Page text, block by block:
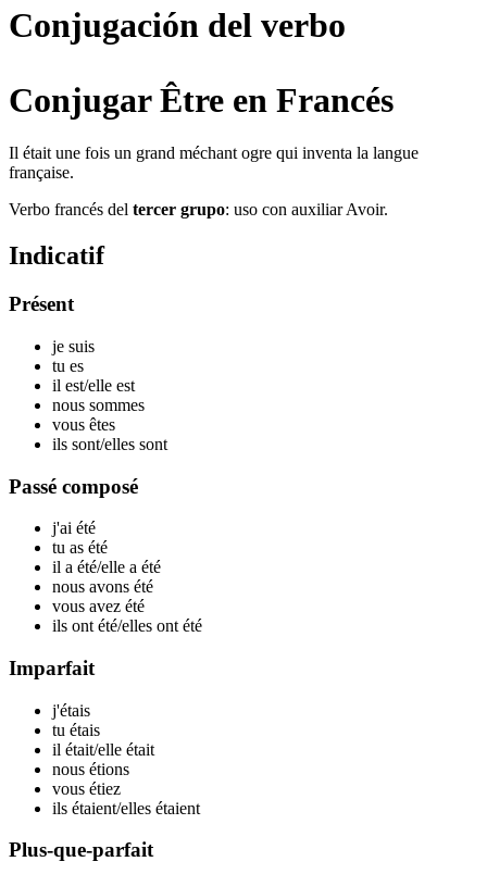
Conjugación del verbo
Conjugar Être en Francés
Il était une fois un grand méchant ogre qui inventa la langue
française.
Verbo francés del tercer grupo: uso con auxiliar Avoir.
Indicatif
Présent
je suis
tu es
il est/elle est
nous sommes
vous êtes
ils sont/elles sont
Passé composé
j'ai été
tu as été
il a été/elle a été
nous avons été
vous avez été
ils ont été/elles ont été
Imparfait
j'étais
tu étais
il était/elle était
nous étions
vous étiez
ils étaient/elles étaient
Plus-que-parfait